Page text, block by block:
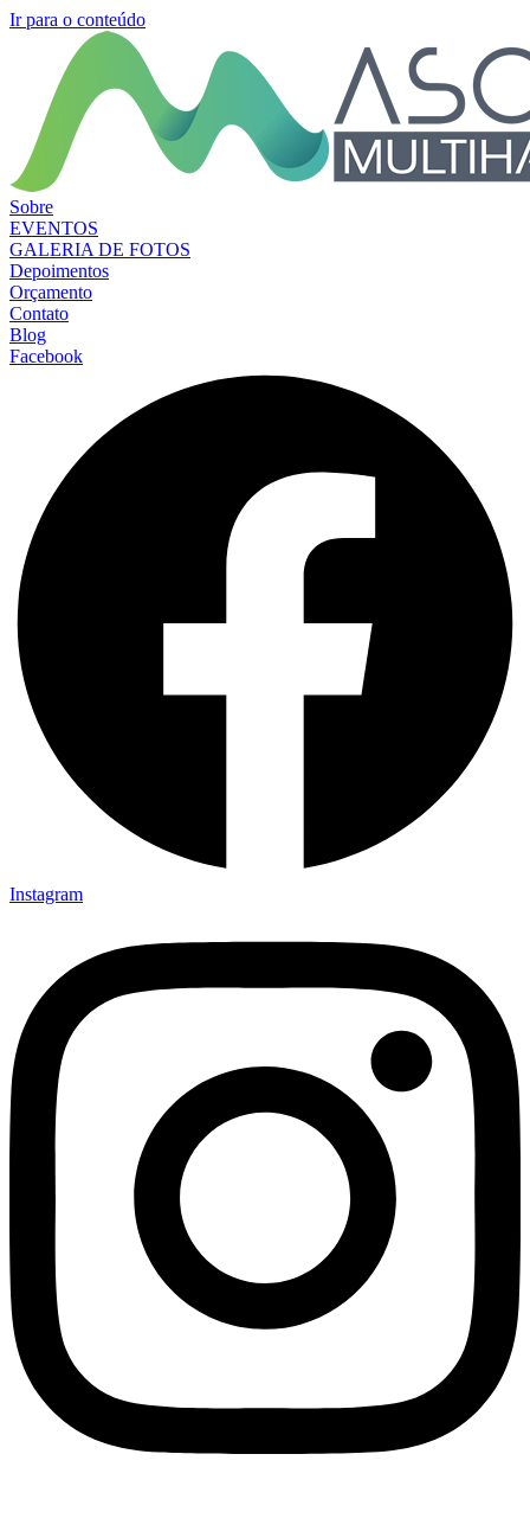
Ir para o conteúdo
Sobre
EVENTOS
GALERIA DE FOTOS
Depoimentos
Orçamento
Contato
Blog
Facebook
Instagram